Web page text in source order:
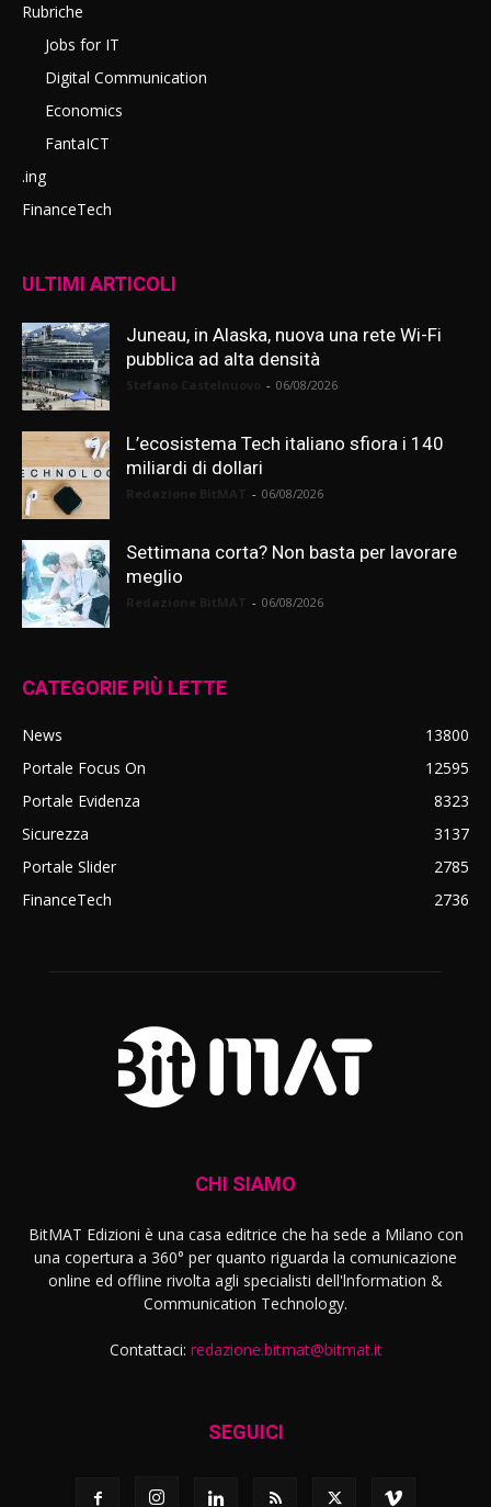
Rubriche
Jobs for IT
Digital Communication
Economics
FantaICT
.ing
FinanceTech
ULTIMI ARTICOLI
Juneau, in Alaska, nuova una rete Wi-Fi
pubblica ad alta densità
- 06/08/2026
L’ecosistema Tech italiano sfiora i 140
miliardi di dollari
- 06/08/2026
Settimana corta? Non basta per lavorare
meglio
- 06/08/2026
CATEGORIE PIÙ LETTE
News
13800
Portale Focus On
12595
Portale Evidenza
8323
Sicurezza
3137
Portale Slider
2785
FinanceTech
2736
CHI SIAMO
BitMAT Edizioni è una casa editrice che ha sede a Milano con
una copertura a 360° per quanto riguarda la comunicazione
online ed offline rivolta agli specialisti dell'lnformation &
Communication Technology.
Contattaci: redazione.bitmat@bitmat.it
SEGUICI